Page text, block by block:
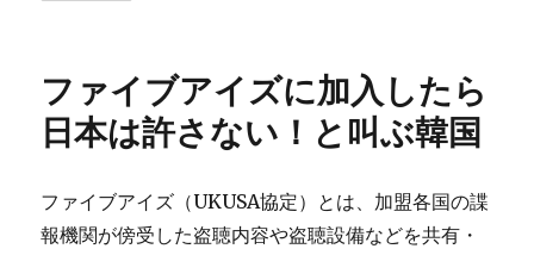
ファイブアイズに加入したら
日本は許さない！と叫ぶ韓国
ファイブアイズ（UKUSA協定）とは、加盟各国の諜
報機関が傍受した盗聴内容や盗聴設備などを共有・